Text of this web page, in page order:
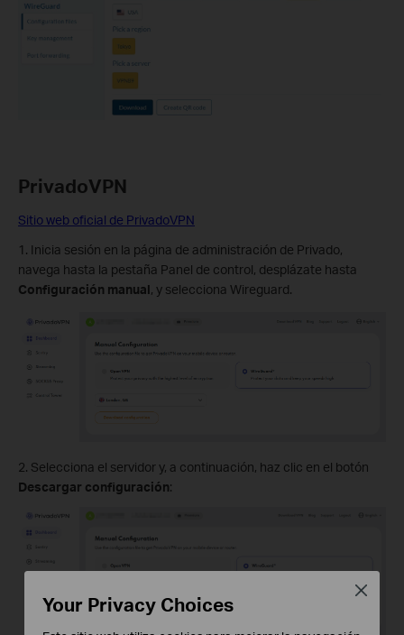
PrivadoVPN
Sitio web oficial de PrivadoVPN
1. Inicia sesión en la página de administración de Privado,
navega hasta la pestaña Panel de control, desplázate hasta
Configuración manual, y selecciona Wireguard.
2. Selecciona el servidor y, a continuación, haz clic en el botón
Descargar configuración:
Your Privacy Choices
Close